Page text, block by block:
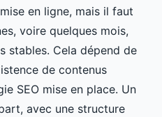
en ligne, mais il faut
voire quelques mois,
stables. Cela dépend de
de contenus
SEO mise en place. Un
avec une structure